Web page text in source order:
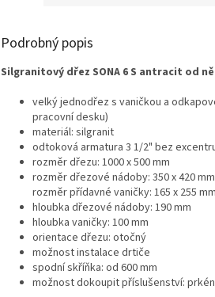
Podrobný popis
Silgranitový dřez SONA 6 S antracit od
velký jednodřez s vaničkou a
pracovní desku)
materiál: silgranit
odtoková armatura 3 1/2" bez
rozměr dřezu: 1000 x 500 mm
rozměr dřezové nádoby: 350 x 420 mm
rozměr přídavné vaničky: 165 x 255 mm
hloubka dřezové nádoby: 190 mm
hloubka vaničky: 100 mm
orientace dřezu: otočný
možnost instalace drtiče
spodní skříňka: od 600 mm
možnost dokoupit příslušenství: